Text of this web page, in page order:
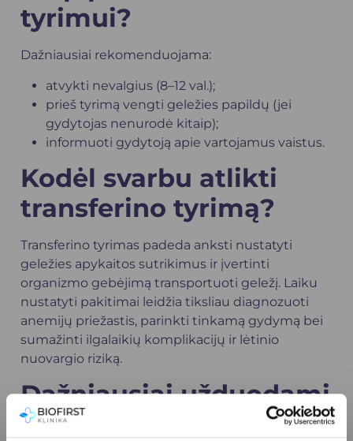
tyrimui?
Dažniausiai rekomenduojama:
atvykti nevalgius (8–12 val.);
prieš tyrimą vengti geležies papildų (jei
gydytojas nenurodė kitaip);
informuoti gydytoją apie vartojamus vaistus.
Kodėl svarbu atlikti
transferino tyrimą?
Transferino tyrimas padeda anksti nustatyti
geležies apykaitos sutrikimus ir įvertinti
organizmo gebėjimą transportuoti geležį. Laiku
nustatyti pakitimai leidžia tiksliau diagnozuoti
anemijų priežastis, parinkti tinkamą gydymą bei
sumažinti ilgalaikių komplikacijų ir lėtinio
nuovargio riziką.
Dažniausiai užduodami
klausimai